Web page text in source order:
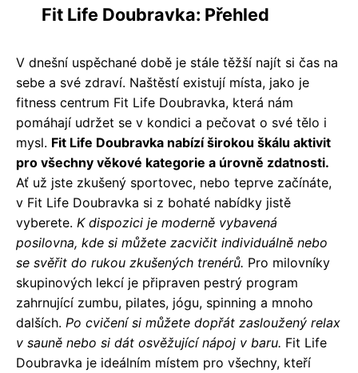
Fit Life Doubravka: Přehled
V dnešní uspěchané době je stále těžší najít si čas na
sebe a své zdraví. Naštěstí existují místa, jako je
fitness centrum Fit Life Doubravka, která nám
pomáhají udržet se v kondici a pečovat o své tělo i
mysl. Fit Life Doubravka nabízí širokou škálu aktivit
pro všechny věkové kategorie a úrovně zdatnosti.
Ať už jste zkušený sportovec, nebo teprve začínáte,
v Fit Life Doubravka si z bohaté nabídky jistě
vyberete. K dispozici je moderně vybavená
posilovna, kde si můžete zacvičit individuálně nebo
se svěřit do rukou zkušených trenérů. Pro milovníky
skupinových lekcí je připraven pestrý program
zahrnující zumbu, pilates, jógu, spinning a mnoho
dalších. Po cvičení si můžete dopřát zasloužený relax
v sauně nebo si dát osvěžující nápoj v baru. Fit Life
Doubravka je ideálním místem pro všechny, kteří